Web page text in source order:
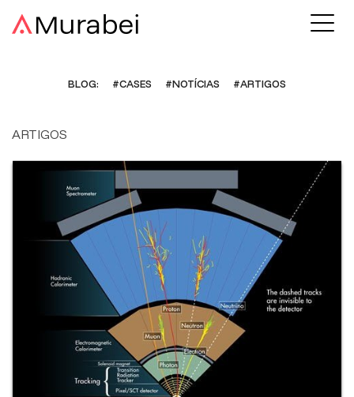
BLOG: #CASES #NOTÍCIAS #ARTIGOS
ARTIGOS